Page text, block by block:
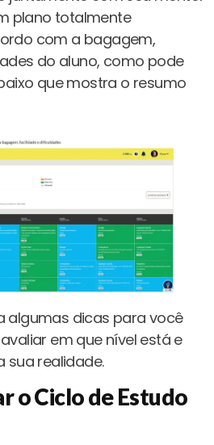
plano totalmente
com a bagagem,
do aluno, como pode
que mostra o resumo
algumas dicas para você
em que nível está e
sua realidade.
o Ciclo de Estudo